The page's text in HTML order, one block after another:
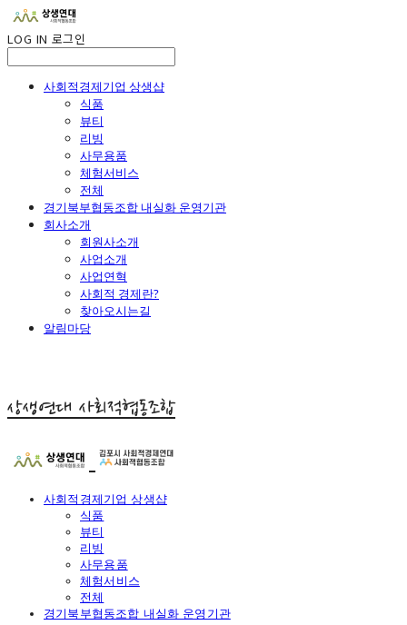
LOG IN 로그인
사회적경제기업 상생샵
식품
뷰티
리빙
사무용품
체험서비스
전체
경기북부협동조합 내실화 운영기관
회사소개
회원사소개
사업소개
사업연혁
사회적 경제란?
찾아오시는길
알림마당
상생연대 사회적협동조합
사회적경제기업 상생샵
식품
뷰티
리빙
사무용품
체험서비스
전체
경기북부협동조합 내실화 운영기관